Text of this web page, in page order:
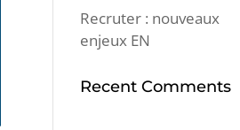
Recruter : nouveaux
enjeux EN
Recent Comments